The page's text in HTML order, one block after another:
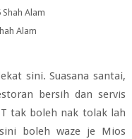
Alam
Alam
sini. Suasana santai,
bersih dan servis
tak boleh nak tolak lah
boleh waze je Mios